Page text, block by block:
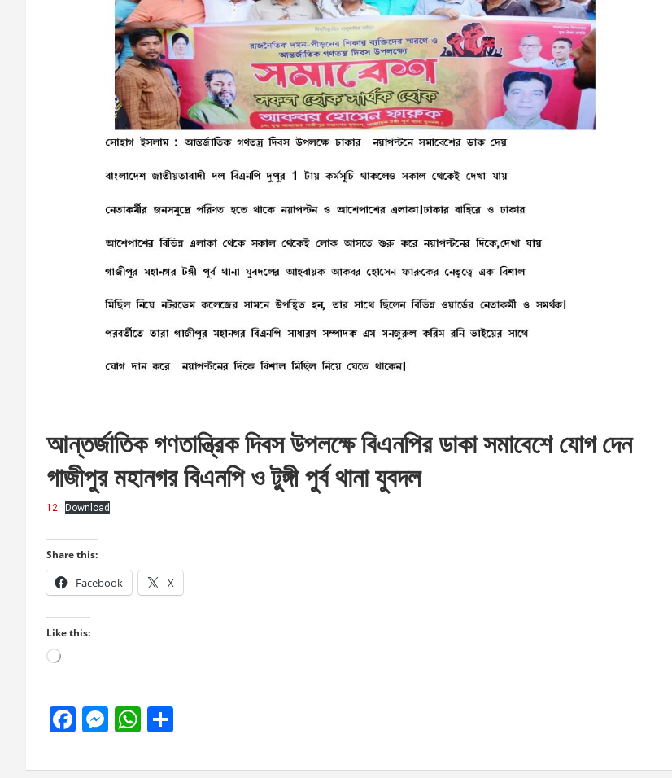
আন্তর্জাতিক গণতান্ত্রিক দিবস উপলক্ষে বিএনপির ডাকা সমাবেশে যোগ দেন
গাজীপুর মহানগর বিএনপি ও টুঙ্গী পুর্ব থানা যুবদল
12 Download
Share this:
Facebook X
Like this:
Loading…
F
ce
M
se
W
at ar